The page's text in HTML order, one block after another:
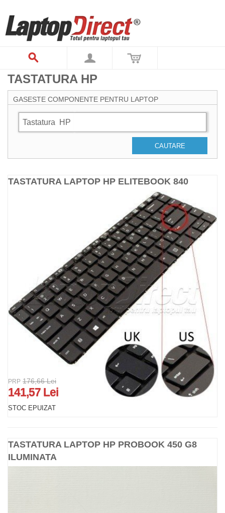
TASTATURA HP
GASESTE COMPONENTE PENTRU LAPTOP
Tastatura HP
CAUTARE
TASTATURA LAPTOP HP ELITEBOOK 840
PRP 176,66 Lei
141,57 Lei
STOC EPUIZAT
TASTATURA LAPTOP HP PROBOOK 450 G8
ILUMINATA